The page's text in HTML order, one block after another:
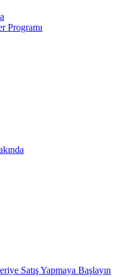
Programı
Satış Yapmaya Başlayın